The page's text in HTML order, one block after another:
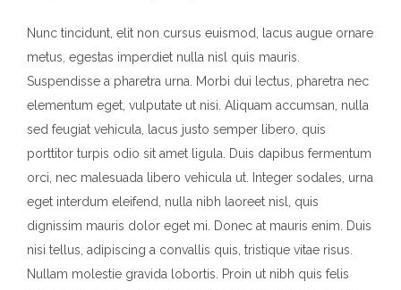
Nunc tincidunt, elit non cursus euismod, lacus augue ornare
metus, egestas imperdiet nulla nisl quis mauris.
Suspendisse a pharetra urna. Morbi dui lectus, pharetra nec
elementum eget, vulputate ut nisi. Aliquam accumsan, nulla
sed feugiat vehicula, lacus justo semper libero, quis
porttitor turpis odio sit amet ligula. Duis dapibus fermentum
orci, nec malesuada libero vehicula ut. Integer sodales, urna
eget interdum eleifend, nulla nibh laoreet nisl, quis
dignissim mauris dolor eget mi. Donec at mauris enim. Duis
nisi tellus, adipiscing a convallis quis, tristique vitae risus.
Nullam molestie gravida lobortis. Proin ut nibh quis felis